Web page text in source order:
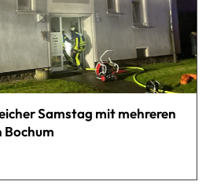
Samstag mit mehreren
Bochum